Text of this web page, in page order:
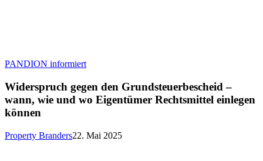
PANDION informiertWiderspruch
den
Grundsteuerbescheid
–
und
Widerspruch gegen den Grundsteuerbescheid –
wann, wie und wo Eigentümer Rechtsmittel einlegen
können
Property Branders22. Mai 2025